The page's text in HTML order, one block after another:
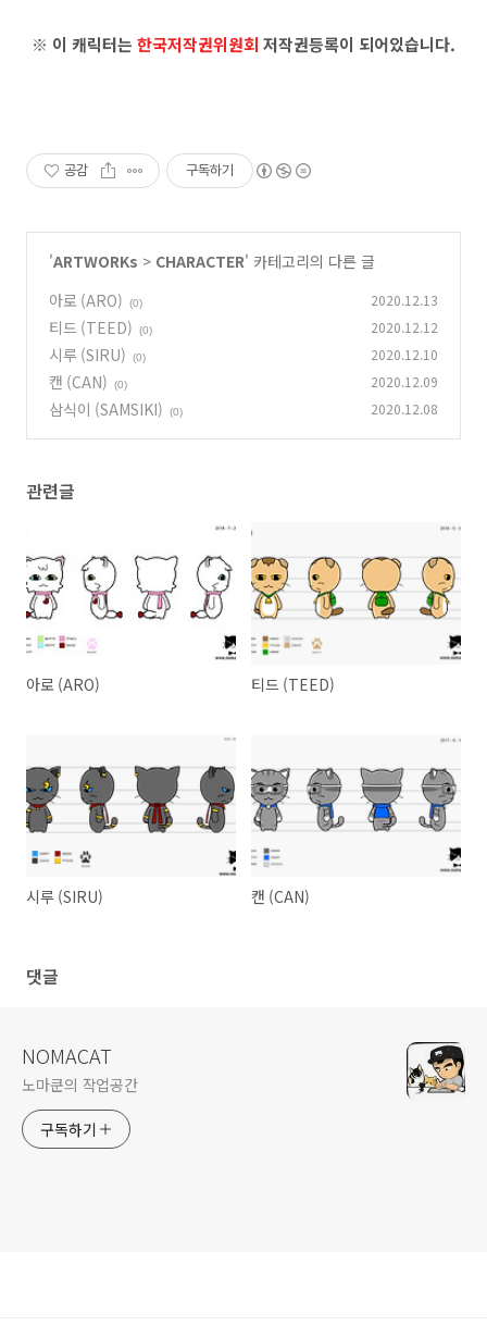
※ 이 캐릭터는 한국저작권위원회 저작권등록이 되어있습니다.
공감 구독하기
'ARTWORKs > CHARACTER' 카테고리의 다른 글
아로 (ARO)
(0) 2020.12.13
티드 (TEED) (0) 2020.12.12
시루 (SIRU) (0) 2020.12.10
캔 (CAN) (0) 2020.12.09
삼식이 (SAMSIKI) (0) 2020.12.08
관련글
아로 (ARO) 티드 (TEED)
시루 (SIRU) 캔 (CAN)
댓글
NOMACAT
노마쿤의 작업공간
구독하기